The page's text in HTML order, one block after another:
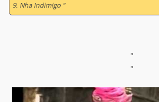
9. Nha Indimigo ”
"
"